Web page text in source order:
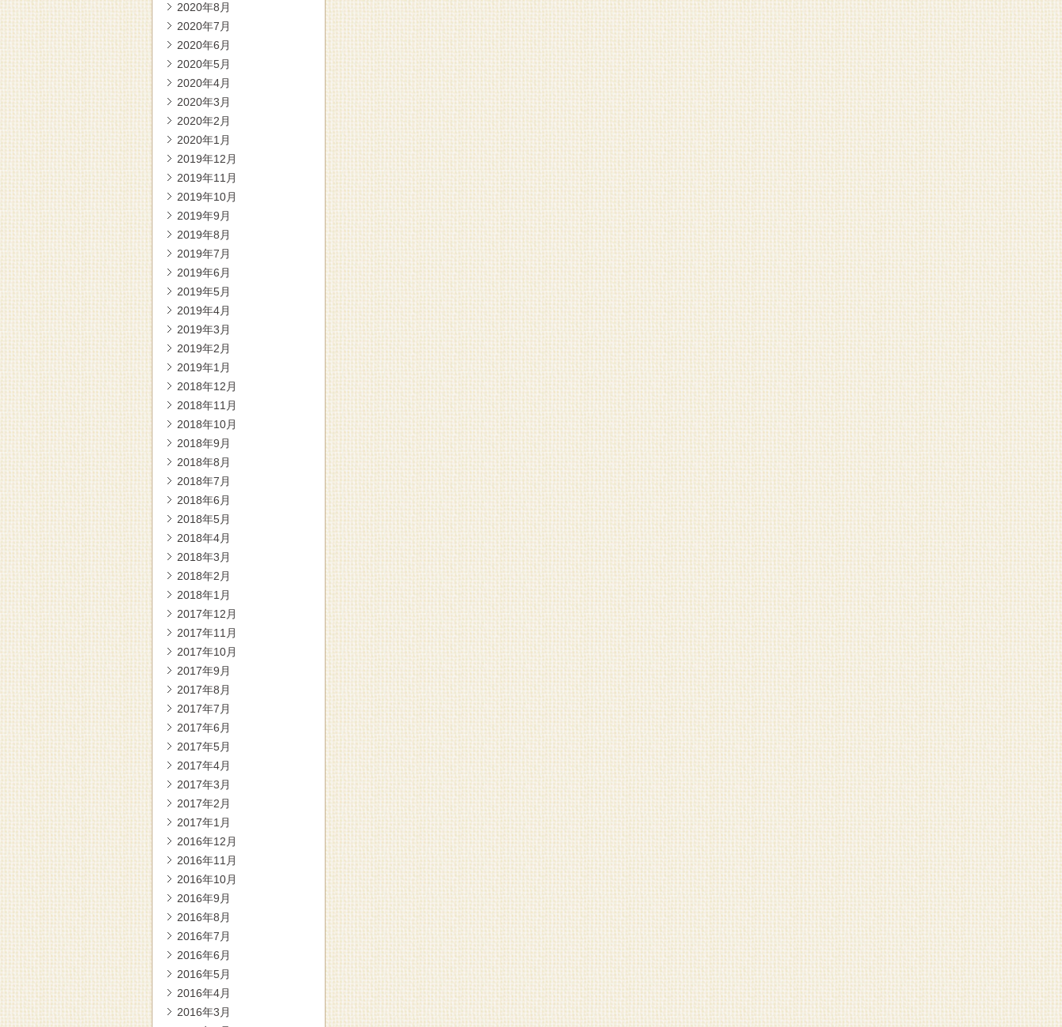
2020年8月
2020年7月
2020年6月
2020年5月
2020年4月
2020年3月
2020年2月
2020年1月
2019年12月
2019年11月
2019年10月
2019年9月
2019年8月
2019年7月
2019年6月
2019年5月
2019年4月
2019年3月
2019年2月
2019年1月
2018年12月
2018年11月
2018年10月
2018年9月
2018年8月
2018年7月
2018年6月
2018年5月
2018年4月
2018年3月
2018年2月
2018年1月
2017年12月
2017年11月
2017年10月
2017年9月
2017年8月
2017年7月
2017年6月
2017年5月
2017年4月
2017年3月
2017年2月
2017年1月
2016年12月
2016年11月
2016年10月
2016年9月
2016年8月
2016年7月
2016年6月
2016年5月
2016年4月
2016年3月